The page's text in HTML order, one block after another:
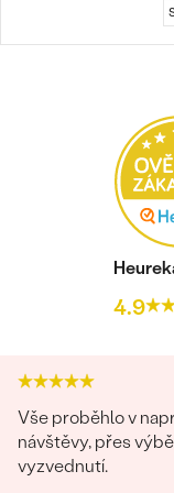
4.9
Vše proběhlo v
návštěvy, přes
vyzvednutí.